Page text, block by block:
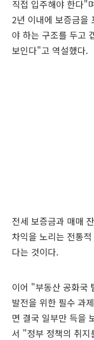
직접 입주해야 한다"
2년 이내에 보증금을
야 하는 구조를 두고
보인다"고 역설했다.
전세 보증금과 매매
차익을 노리는 전통
다는 것이다.
이어 "부동산 공화국
발전을 위한 필수 과
면 결국 일부만 득을
서 "정부 정책의 취지